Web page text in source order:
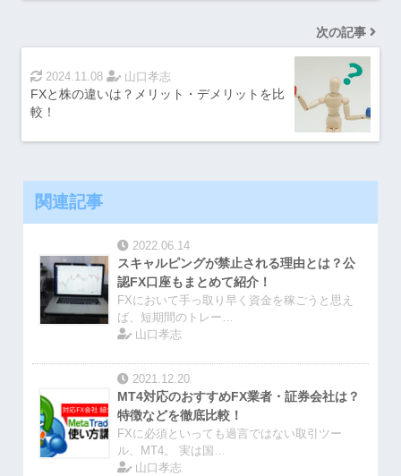
次の記事
2024.11.08 山口孝志
FXと株の違いは？メリット・デメリットを比
較！
関連記事
2022.06.14
スキャルピングが禁止される理由とは？公
認FX口座もまとめて紹介！
FXにおいて手っ取り早く資金を稼ごうと思え
ば、短期間のトレー…
山口孝志
2021.12.20
MT4対応のおすすめFX業者・証券会社は？
特徴などを徹底比較！
FXに必須といっても過言ではない取引ツー
ル、MT4。 実は国…
山口孝志